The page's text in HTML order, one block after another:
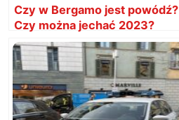
Czy w Bergamo jest powódź?
Czy można jechać 2023?